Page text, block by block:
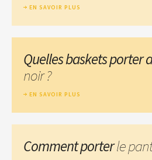
EN SAVOIR PLUS
Quelles baskets porter
noir ?
EN SAVOIR PLUS
Comment porterle